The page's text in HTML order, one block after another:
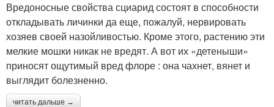
Вредоносные свойства сциарид состоят в способности
откладывать личинки да еще, пожалуй, нервировать
хозяев своей назойливостью. Кроме этого, растению эти
мелкие мошки никак не вредят. А вот их «детеныши»
приносят ощутимый вред флоре : она чахнет, вянет и
выглядит болезненно.
читать дальше →